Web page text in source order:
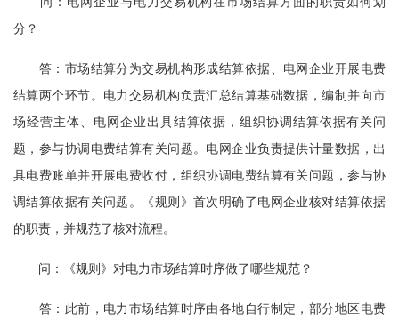
分？
答：市场结算分为交易机构形成结算依据、电网企业开展电费
结算两个环节。电力交易机构负责汇总结算基础数据，编制并向市
场经营主体、电网企业出具结算依据，组织协调结算依据有关问
题，参与协调电费结算有关问题。电网企业负责提供计量数据，出
具电费账单并开展电费收付，组织协调电费结算有关问题，参与协
调结算依据有关问题。《规则》首次明确了电网企业核对结算依据
的职责，并规范了核对流程。
问：《规则》对电力市场结算时序做了哪些规范？
答：此前，电力市场结算时序由各地自行制定，部分地区电费